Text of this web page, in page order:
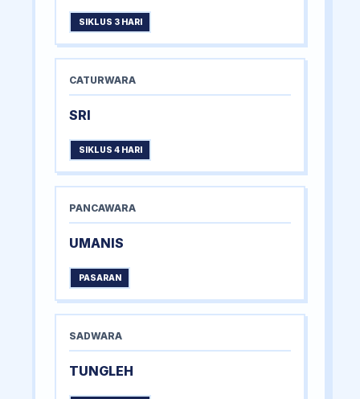
SIKLUS 3 HARI
CATURWARA
SRI
SIKLUS 4 HARI
PANCAWARA
UMANIS
PASARAN
SADWARA
TUNGLEH